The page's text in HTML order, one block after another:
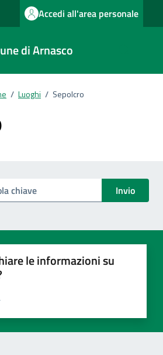
Accedi all'area personale
di Arnasco
/ Luoghi / Sepolcro
i documenti
Invio
le informazioni su
5 stelle su 5
stelle su 5
su 5
5